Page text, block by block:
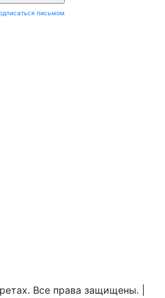
письмом
Все права защищены. |